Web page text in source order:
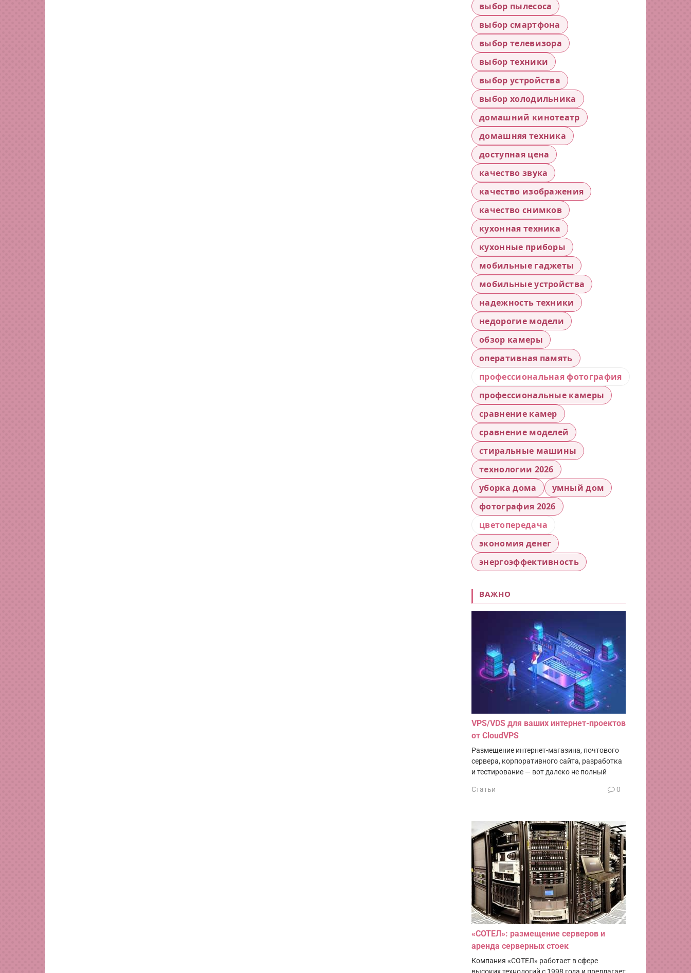
выбор пылесоса
выбор смартфона
выбор телевизора
выбор техники
выбор устройства
выбор холодильника
домашний кинотеатр
домашняя техника
доступная цена
качество звука
качество изображения
качество снимков
кухонная техника
кухонные приборы
мобильные гаджеты
мобильные устройства
надежность техники
недорогие модели
обзор камеры
оперативная память
профессиональная фотография
профессиональные камеры
сравнение камер
сравнение моделей
стиральные машины
технологии 2026
уборка дома
умный дом
фотография 2026
цветопередача
экономия денег
энергоэффективность
ВАЖНО
VPS/VDS для ваших интернет-проектов
от CloudVPS
Размещение интернет-магазина, почтового
сервера, корпоративного сайта, разработка
и тестирование — вот далеко не полный
Статьи 0
«СОТЕЛ»: размещение серверов и
аренда серверных стоек
Компания «СОТЕЛ» работает в сфере